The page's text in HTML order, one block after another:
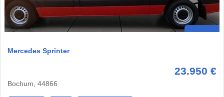
Mercedes Sprinter
23.950 €
Bochum, 44866